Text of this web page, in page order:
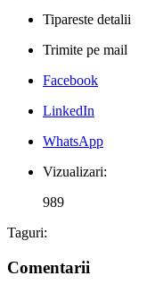
Tipareste detalii
Trimite pe mail
Facebook
LinkedIn
WhatsApp
Vizualizari:
989
Taguri:
Comentarii